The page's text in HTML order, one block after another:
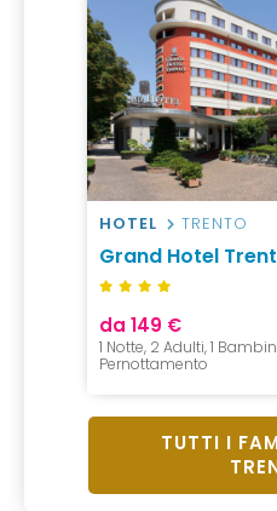
HOTEL TRENTO
Grand Hotel
da 149 €
1 Notte, 2 Adulti, 1
Pernottamento
TUTTI I